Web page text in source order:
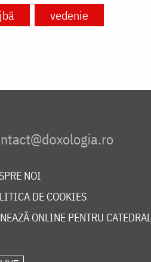
vedenie
NOI
DE COOKIES
ONLINE PENTRU